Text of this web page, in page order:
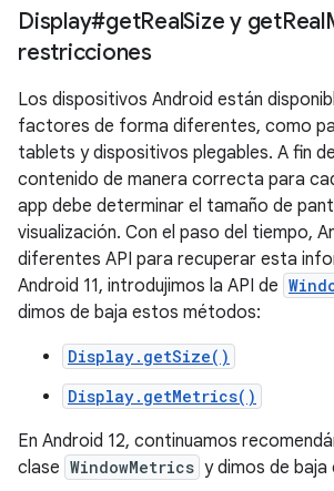
Display#getRealSize y getReal
restricciones
Los dispositivos Android están
factores de forma diferentes, como
tablets y dispositivos plegables. A fin
contenido de manera correcta para
app debe determinar el tamaño de
visualización. Con el paso del tiempo,
diferentes API para recuperar esta
Android 11, introdujimos la API de
dimos de baja estos métodos:
Display.getSize()
Display.getMetrics()
En Android 12, continuamos
clase WindowMetrics y dimos de